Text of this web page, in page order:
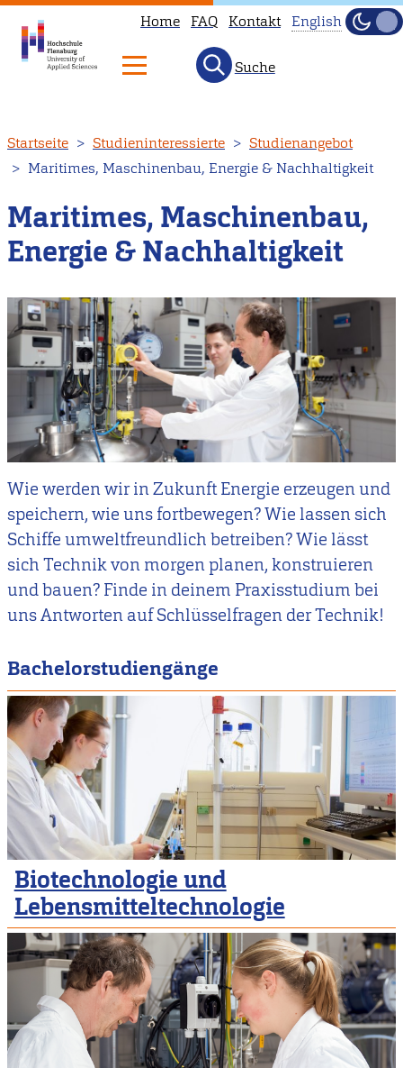
zum
Inhalt
Home FAQ Kontakt
not
available
English.
Head
our
English
main
page
instead.
English
Hell
Suche
Startseite Studieninteressierte
Studienangebot
Maritimes, Maschinenbau, Energie & Nachhaltigkeit
Maritimes, Maschinenbau,
Energie & Nachhaltigkeit
Wie werden wir in Zukunft Energie erzeugen und
speichern, wie uns fortbewegen? Wie lassen sich
Schiffe umweltfreundlich betreiben? Wie lässt
sich Technik von morgen planen, konstruieren
und bauen? Finde in deinem Praxisstudium bei
uns Antworten auf Schlüsselfragen der Technik!
Bachelorstudiengänge
Biotechnologie und
Lebensmitteltechnologie